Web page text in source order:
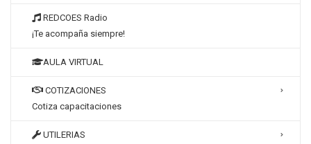
REDCOES Radio
¡Te acompaña siempre!
AULA VIRTUAL
COTIZACIONES
Cotiza capacitaciones
UTILERIAS